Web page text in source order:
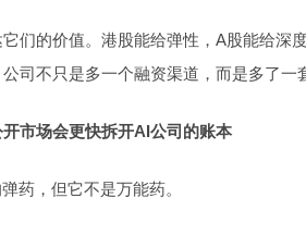
们的价值。港股能给弹性，A股能给深
司不只是多一个融资渠道，而是多了一
市场会更快拆开AI公司的账本
药，但它不是万能药。